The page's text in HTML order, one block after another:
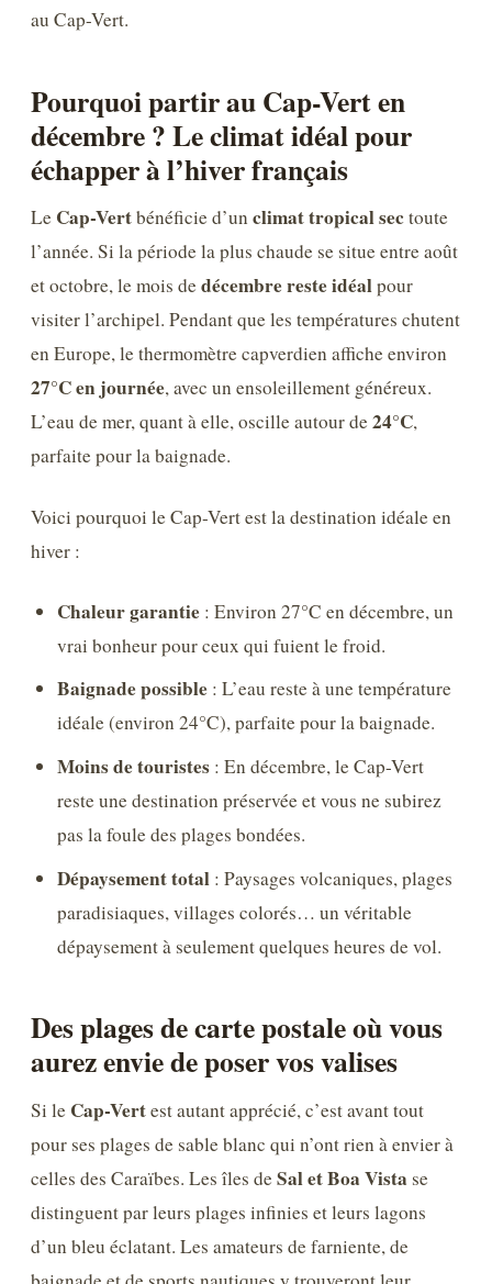
au Cap-Vert.
Pourquoi partir au Cap-Vert en
décembre ? Le climat idéal pour
échapper à l’hiver français
Le Cap-Vertbénéficie d’un climat tropical sectoute
l’année. Si la période la plus chaude se situe entre août
et octobre, le mois de décembre reste idéalpour
visiter l’archipel. Pendant que les températures chutent
en Europe, le thermomètre capverdien affiche environ
27°C en journée, avec un ensoleillement généreux.
L’eau de mer, quant à elle, oscille autour de 24°C,
parfaite pour la baignade.
Voici pourquoi le Cap-Vert est la destination idéale en
hiver :
Chaleur garantie : Environ 27°C en décembre, un
vrai bonheur pour ceux qui fuient le froid.
Baignade possible : L’eau reste à une température
idéale (environ 24°C), parfaite pour la baignade.
Moins de touristes : En décembre, le Cap-Vert
reste une destination préservée et vous ne subirez
pas la foule des plages bondées.
Dépaysement total : Paysages volcaniques, plages
paradisiaques, villages colorés… un véritable
dépaysement à seulement quelques heures de vol.
Des plages de carte postale où vous
aurez envie de poser vos valises
Si le Cap-Vertest autant apprécié, c’est avant tout
pour ses plages de sable blanc qui n’ont rien à envier à
celles des Caraïbes. Les îles de Sal et Boa Vista se
distinguent par leurs plages infinies et leurs lagons
d’un bleu éclatant. Les amateurs de farniente, de